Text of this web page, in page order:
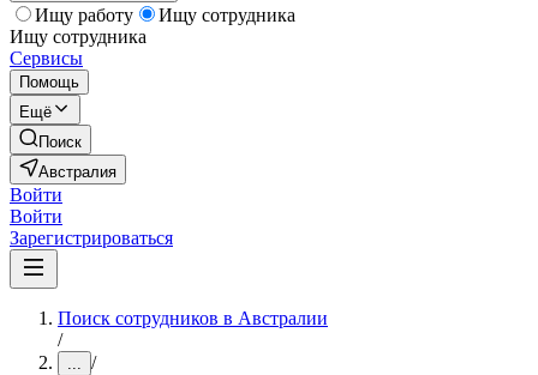
Ищу работу
Ищу сотрудника
Ищу сотрудника
Сервисы
Помощь
Ещё
Поиск
Австралия
Войти
Войти
Зарегистрироваться
Поиск сотрудников в Австралии
/
... /